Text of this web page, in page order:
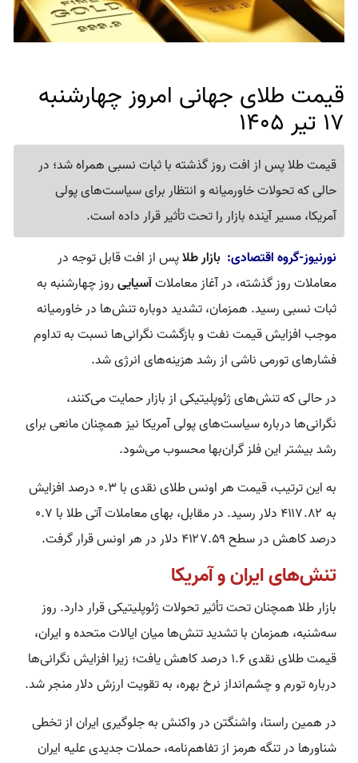
قیمت طلای جهانی امروز چهارشنبه
17 تیر 1405
قیمت طلا پس از افت روز گذشته با ثبات نسبی همراه شد؛ در
حالی که تحولات خاورمیانه و انتظار برای سیاست‌های پولی
آمریکا، مسیر آینده بازار را تحت تأثیر قرار داده است.
نورنیوز-گروه اقتصادی: بازار طلاپس از افت قابل توجه در
معاملات روز گذشته، در آغاز معاملاتآسیاییروز چهارشنبه به
ثبات نسبی رسید. همزمان، تشدید دوباره تنش‌ها در خاورمیانه
موجب افزایش قیمت نفت و بازگشت نگرانی‌ها نسبت به تداوم
فشارهای تورمی ناشی از رشد هزینه‌های انرژی شد.
در حالی که تنش‌های ژئوپلیتیکی از بازار حمایت می‌کنند،
نگرانی‌ها درباره سیاست‌های پولی آمریکا نیز همچنان مانعی برای
رشد بیشتر این فلز گران‌بها محسوب می‌شود.
به این ترتیب، قیمت هر اونس طلای نقدی با ۰.۳ درصد افزایش
به ۴۱۱۷.۸۲ دلار رسید. در مقابل، بهای معاملات آتی طلا با ۰.۷
درصد کاهش در سطح ۴۱۲۷.۵۹ دلار در هر اونس قرار گرفت.
تنش‌های ایران و آمریکا
بازار طلا همچنان تحت تأثیر تحولات ژئوپلیتیکی قرار دارد. روز
سه‌شنبه، همزمان با تشدید تنش‌ها میان ایالات متحده و ایران،
قیمت طلای نقدی ۱.۶ درصد کاهش یافت؛ زیرا افزایش نگرانی‌ها
درباره تورم و چشم‌انداز نرخ بهره، به تقویت ارزش دلار منجر شد.
در همین راستا، واشنگتن در واکنش به جلوگیری ایران از تخطی
شناورها در تنگه هرمز از تفاهم‌نامه، حملات جدیدی علیه ایران